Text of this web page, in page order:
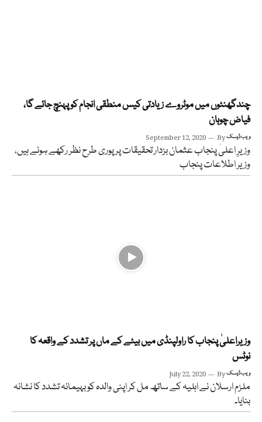
چندگھنٹوں میں موٹروے زیادتی کیس منطقی انجام کو پہنچ جائے گا،
فیاض چوہان
September 12, 2020 Byویب ڈیسک
وزیرِ اعلیٰ پنجاب عثمان بزدار تحقیقات پر پوری طرح نظر رکھے ہوئے ہیں،
وزیر اطلاعات پنجاب
وزیراعلیٰ پنجاب کا راولپنڈی میں بیٹے کے ماں پر تشدد کے واقعہ کا
نوٹس
July 22, 2020 Byویب ڈیسک
ملزم ارسلان نے اہلیہ کے ساتھ مل کر اپنی والدہ کو بہیمانہ تشدد کا نشانہ
بنایا۔